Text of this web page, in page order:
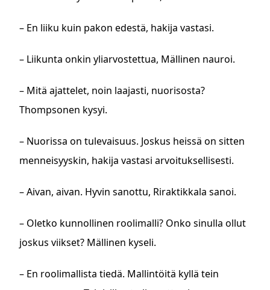
– En liiku kuin pakon edestä, hakija vastasi.
– Liikunta onkin yliarvostettua, Mällinen nauroi.
– Mitä ajattelet, noin laajasti, nuorisosta?
Thompsonen kysyi.
– Nuorissa on tulevaisuus. Joskus heissä on sitten
menneisyyskin, hakija vastasi arvoituksellisesti.
– Aivan, aivan. Hyvin sanottu, Riraktikkala sanoi.
– Oletko kunnollinen roolimalli? Onko sinulla ollut
joskus viikset? Mällinen kyseli.
– En roolimallista tiedä. Mallintöitä kyllä tein